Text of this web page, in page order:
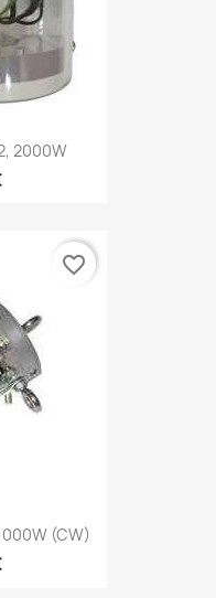
2000W
(CW)
favorite_border